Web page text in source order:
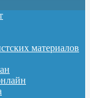
материалов